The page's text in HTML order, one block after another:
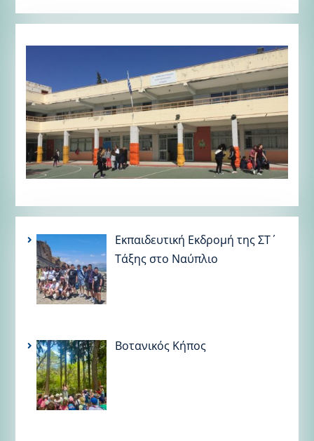
Εκπαιδευτική Εκδρομή της ΣΤ΄
Τάξης στο Ναύπλιο
Βοτανικός Κήπος